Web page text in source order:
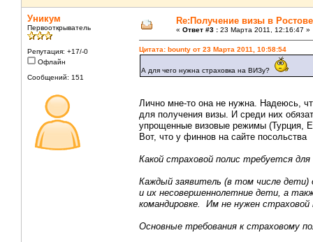
Уникум
Первооткрыватель
Репутация: +17/-0
Офлайн
Сообщений: 151
Re:Получение визы в
« Ответ #3 : 23 Марта 2011, 12:16:47 »
Цитата: bounty от 23 Марта 2011, 10:58:54
А для чего нужна страховка на ВИЗу?
Лично мне-то она не нужна. Надеюсь,
для получения визы. И среди них
упрощенные визовые режимы (Турция,
Вот, что у финнов на сайте посольства
Какой страховой полис требуется для
Каждый заявитель (в том числе дети)
и их несовершеннолетние дети, а
командировке. Им не нужен страховой
Основные требования к страховому